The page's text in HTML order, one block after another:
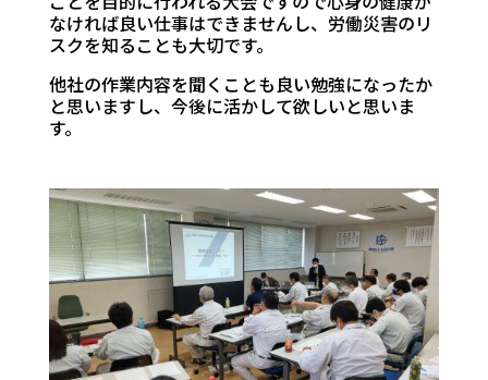
なければ良い仕事はできませんし、労働災害のリ
スクを知ることも大切です。
他社の作業内容を聞くことも良い勉強になったか
と思いますし、今後に活かして欲しいと思いま
す。